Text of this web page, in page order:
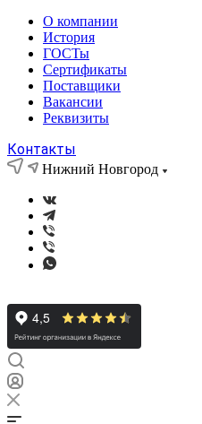
О компании
История
ГОСТы
Сертификаты
Поставщики
Вакансии
Реквизиты
Контакты
Нижний Новгород